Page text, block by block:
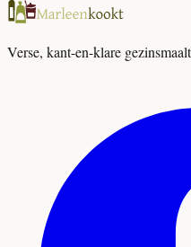
Verse, kant-en-klare